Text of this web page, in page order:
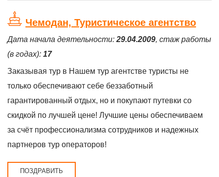
Чемодан, Туристическое агентство
Дата начала деятельности: 29.04.2009, стаж работы
(в годах): 17
Заказывая тур в Нашем тур агентстве туристы не
только обеспечивают себе беззаботный
гарантированный отдых, но и покупают путевки со
скидкой по лучшей цене! Лучшие цены обеспечиваем
за счёт профессионализма сотрудников и надежных
партнеров тур операторов!
ПОЗДРАВИТЬ